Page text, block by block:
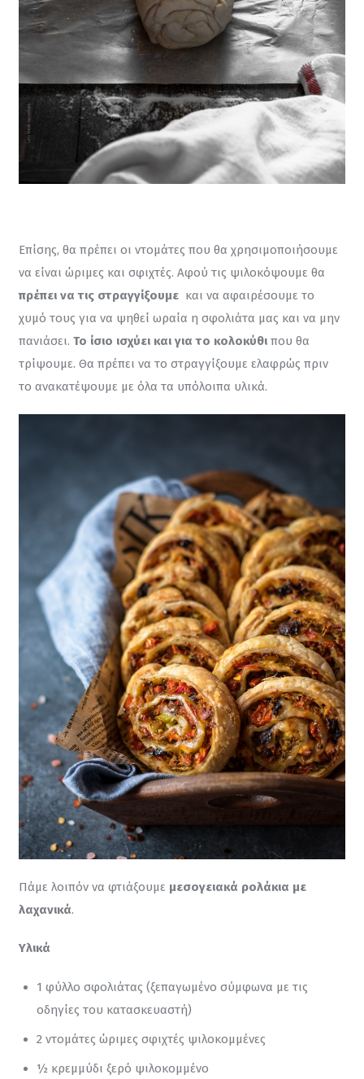
Επίσης, θα πρέπει οι ντομάτες που θα χρησιμοποιήσουμε
να είναι ώριμες και σφιχτές. Αφού τις ψιλοκόψουμε θα
πρέπει να τις στραγγίξουμε και να αφαιρέσουμε το
χυμό τους για να ψηθεί ωραία η σφολιάτα μας και να μην
πανιάσει. Το ίσιο ισχύει και για το κολοκύθι που θα
τρίψουμε. Θα πρέπει να το στραγγίξουμε ελαφρώς πριν
το ανακατέψουμε με όλα τα υπόλοιπα υλικά.
Πάμε λοιπόν να φτιάξουμε μεσογειακά ρολάκια με
λαχανικά.
Υλικά
1 φύλλο σφολιάτας (ξεπαγωμένο σύμφωνα με τις
οδηγίες του κατασκευαστή)
2 ντομάτες ώριμες σφιχτές ψιλοκομμένες
½ κρεμμύδι ξερό ψιλοκομμένο